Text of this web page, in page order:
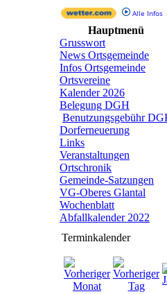
Alle Infos
Hauptmenü
Grusswort
News Ortsgemeinde
Infos Ortsgemeinde
Ortsvereine
Kalender 2026
Belegung DGH
Benutzungsgebühr
Dorferneuerung
Links
Veranstaltungen
Ortschronik
Gemeinde-Satzungen
VG-Oberes Glantal
Wochenblatt
Abfallkalender 2022
Terminkalender